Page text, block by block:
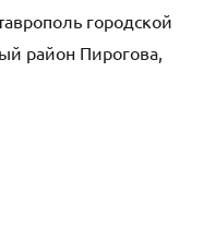
городской
район Пирогова,